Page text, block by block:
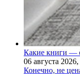
Какие книги —
06 августа 2026,
Конечно, не